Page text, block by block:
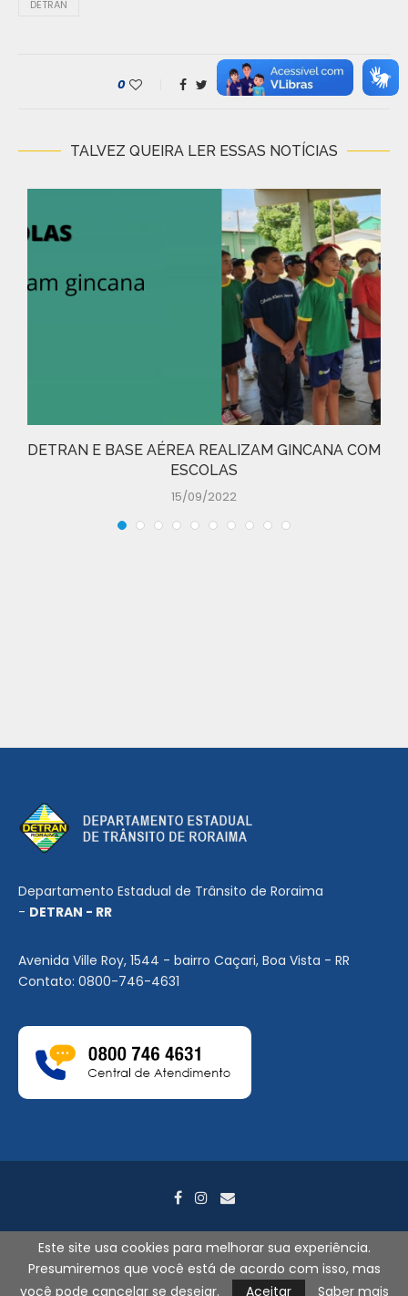
DETRAN
0
TALVEZ QUEIRA LER ESSAS NOTÍCIAS
DETRAN E BASE AÉREA REALIZAM GINCANA COM
ESCOLAS
15/09/2022
Departamento Estadual de Trânsito de Roraima
- DETRAN - RR
Avenida Ville Roy, 1544 - bairro Caçari, Boa Vista - RR
Contato: 0800-746-4631
2026©DETRAN-RR. Todos os direitos reservados. - PorSearch
Tecnologia
Este site usa cookies para melhorar sua experiência.
Presumiremos que você está de acordo com isso, mas
você pode cancelar se desejar.
Aceitar Saber mais